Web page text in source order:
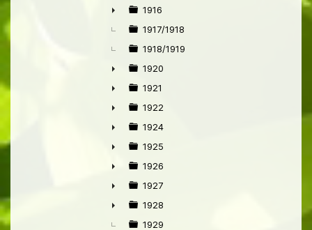
►
►
1916
1917/1918
1918/1919
►
1920
►
1921
►
1922
►
1924
►
1925
►
1926
►
1927
►
1928
1929